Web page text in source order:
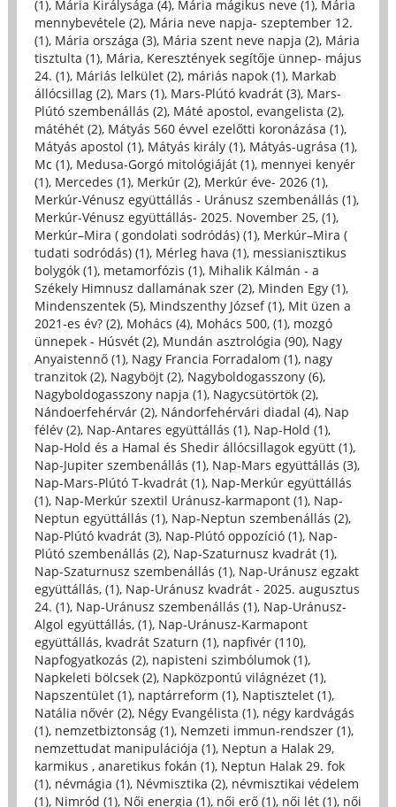
(1), Mária Királysága (4), Mária mágikus neve (1), Mária
mennybevétele (2), Mária neve napja- szeptember 12.
(1), Mária országa (3), Mária szent neve napja (2), Mária
tisztulta (1), Mária, Keresztények segítője ünnep- május
24. (1), Máriás lelkület (2), máriás napok (1), Markab
állócsillag (2), Mars (1), Mars-Plútó kvadrát (3), Mars-
Plútó szembenállás (2), Máté apostol, evangelista (2),
mátéhét (2), Mátyás 560 évvel ezelőtti koronázása (1),
Mátyás apostol (1), Mátyás király (1), Mátyás-ugrása (1),
Mc (1), Medusa-Gorgó mitológiáját (1), mennyei kenyér
(1), Mercedes (1), Merkúr (2), Merkúr éve- 2026 (1),
Merkúr-Vénusz együttállás - Uránusz szembenállás (1),
Merkúr-Vénusz együttállás- 2025. November 25, (1),
Merkúr–Mira ( gondolati sodródás) (1), Merkúr–Mira (
tudati sodródás) (1), Mérleg hava (1), messianisztikus
bolygók (1), metamorfózis (1), Mihalik Kálmán - a
Székely Himnusz dallamának szer (2), Minden Egy (1),
Mindenszentek (5), Mindszenthy József (1), Mit üzen a
2021-es év? (2), Mohács (4), Mohács 500, (1), mozgó
ünnepek - Húsvét (2), Mundán asztrológia (90), Nagy
Anyaistennő (1), Nagy Francia Forradalom (1), nagy
tranzitok (2), Nagyböjt (2), Nagyboldogasszony (6),
Nagyboldogasszony napja (1), Nagycsütörtök (2),
Nándoerfehérvár (2), Nándorfehérvári diadal (4), Nap
félév (2), Nap-Antares együttállás (1), Nap-Hold (1),
Nap-Hold és a Hamal és Shedir állócsillagok együtt (1),
Nap-Jupiter szembenállás (1), Nap-Mars együttállás (3),
Nap-Mars-Plútó T-kvadrát (1), Nap-Merkúr együttállás
(1), Nap-Merkúr szextil Uránusz-karmapont (1), Nap-
Neptun együttállás (1), Nap-Neptun szembenállás (2),
Nap-Plútó kvadrát (3), Nap-Plútó oppozíció (1), Nap-
Plútó szembenállás (2), Nap-Szaturnusz kvadrát (1),
Nap-Szaturnusz szembenállás (1), Nap-Uránusz egzakt
együttállás, (1), Nap-Uránusz kvadrát - 2025. augusztus
24. (1), Nap-Uránusz szembenállás (1), Nap-Uránusz-
Algol együttállás, (1), Nap-Uránusz-Karmapont
együttállás, kvadrát Szaturn (1), napfivér (110),
Napfogyatkozás (2), napisteni szimbólumok (1),
Napkeleti bölcsek (2), Napközpontú világnézet (1),
Napszentület (1), naptárreform (1), Naptisztelet (1),
Natália nővér (2), Négy Evangélista (1), négy kardvágás
(1), nemzetbiztonság (1), Nemzeti immun-rendszer (1),
nemzettudat manipulációja (1), Neptun a Halak 29,
karmikus , anaretikus fokán (1), Neptun Halak 29. fok
(1), névmágia (1), Névmisztika (2), névmisztikai védelem
(1), Nimród (1), Női energia (1), női erő (1), női lét (1), női